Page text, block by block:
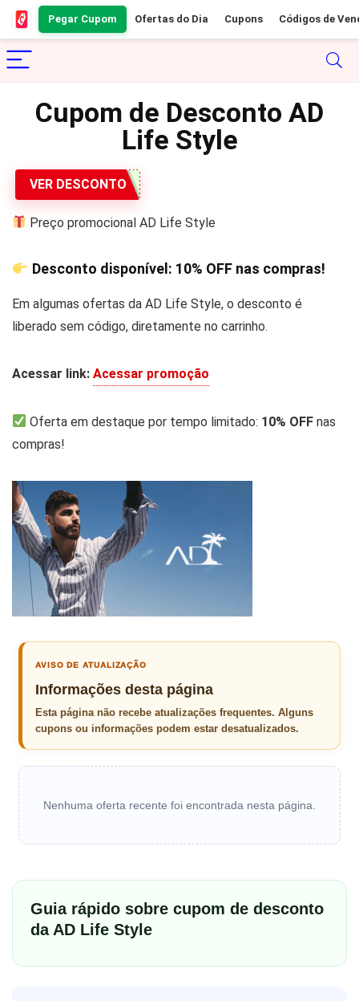
Pegar Cupom Ofertas do Dia Cupons Códigos de
Cupom de Desconto AD
Life Style
VER DESCONTO
Preço promocional AD Life Style
Desconto disponível: 10% OFFnas compras!
Em algumas ofertas da AD Life Style, o desconto é
liberado sem código, diretamente no carrinho.
Acessar link: Acessar promoção
Oferta em destaque por tempo limitado: 10% OFF nas
compras!
AVISO DE ATUALIZAÇÃO
Informações desta página
Esta página não recebe atualizações frequentes. Alguns
cupons ou informações podem estar desatualizados.
Nenhuma oferta recente foi encontrada nesta página.
Guia rápido sobre cupom de desconto
da AD Life Style